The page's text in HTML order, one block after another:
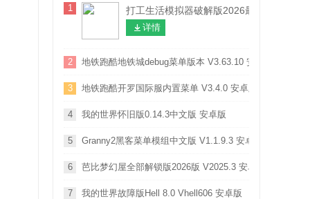
1 打工生活模拟器破解版2026最新版本
详情
2 地铁跑酷地铁城debug菜单版本 V3.63.10 安卓版
3 地铁跑酷开罗国际服内置菜单 V3.4.0 安卓版
4 我的世界怀旧版0.14.3中文版 安卓版
5 Granny2黑客菜单模组中文版 V1.1.9.3 安卓版
6 芭比梦幻屋全部解锁版2026版 V2025.3 安卓版
7 我的世界故障版Hell 8.0 Vhell606 安卓版